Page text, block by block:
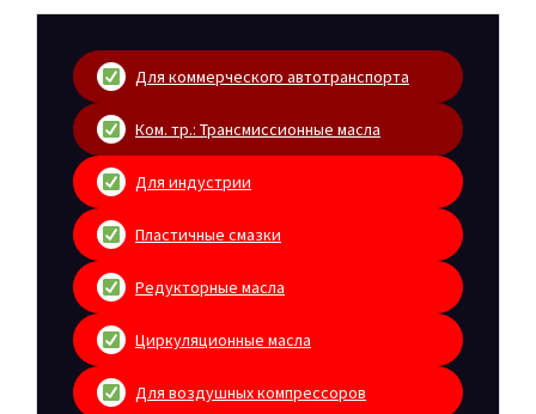
Для коммерческого автотранспорта
Ком. тр.: Трансмиссионные масла
Для индустрии
Пластичные смазки
Редукторные масла
Циркуляционные масла
Для воздушных компрессоров